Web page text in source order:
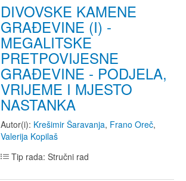
DIVOVSKE KAMENE
GRAĐEVINE (I) -
MEGALITSKE
PRETPOVIJESNE
GRAĐEVINE - PODJELA,
VRIJEME I MJESTO
NASTANKA
Autor(i): Krešimir Šaravanja, Frano Oreč,
Valerija Kopilaš
Tip rada: Stručni rad